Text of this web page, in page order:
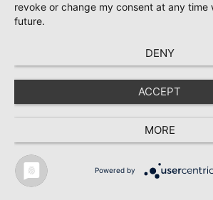
revoke or change my consent at any
future.
DENY
ACCEPT
MORE
Powered by